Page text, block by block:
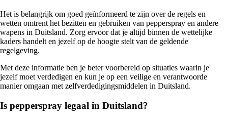
Het is belangrijk om goed geïnformeerd te zijn over de regels en
wetten omtrent het bezitten en gebruiken van pepperspray en andere
wapens in Duitsland. Zorg ervoor dat je altijd binnen de wettelijke
kaders handelt en jezelf op de hoogte stelt van de geldende
regelgeving.
Met deze informatie ben je beter voorbereid op situaties waarin je
jezelf moet verdedigen en kun je op een veilige en verantwoorde
manier omgaan met zelfverdedigingsmiddelen in Duitsland.
Is pepperspray legaal in Duitsland?